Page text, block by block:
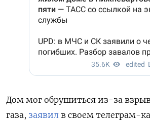
Дом мог обрушиться из-за
газа, заявил в своем телеграм-